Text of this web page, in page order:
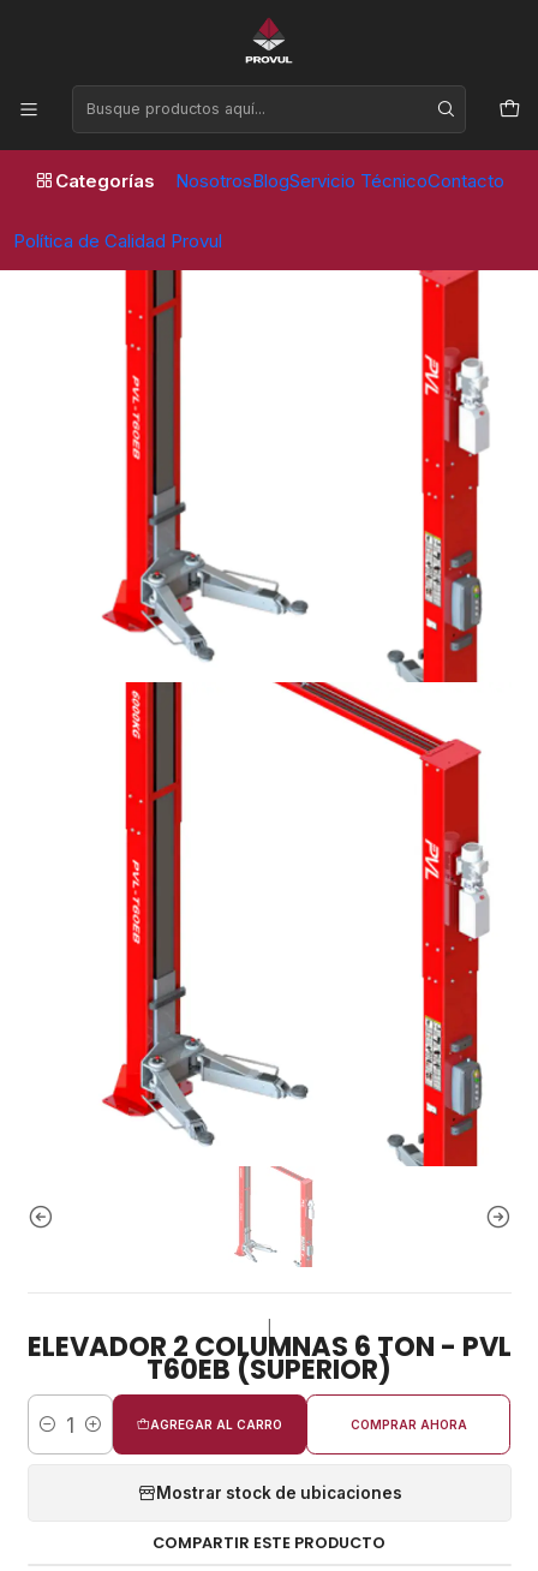
Categorías NosotrosBlogServicio TécnicoContacto
Política de Calidad Provul
Horario de atención Lunes a Viernes de 09:00 a 17:30 horas
Inicio Elevadores
ELEVADOR 2 COLUMNAS 6 TON - PVL T60EB (SUPERIOR)
ELEVADOR 2 COLUMNAS 6 TON - PVL
T60EB (SUPERIOR)
Cantidad
AGREGAR AL CARRO COMPRAR AHORA
Mostrar stock de ubicaciones
COMPARTIR ESTE PRODUCTO